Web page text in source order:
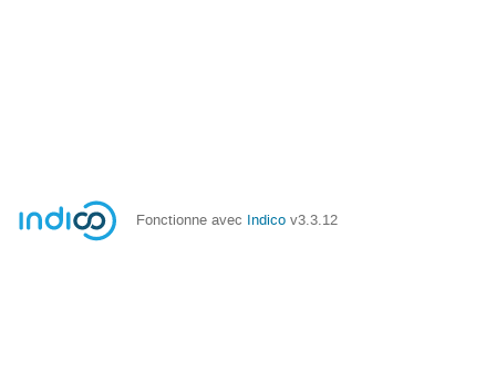
Fonctionne avec Indico v3.3.12